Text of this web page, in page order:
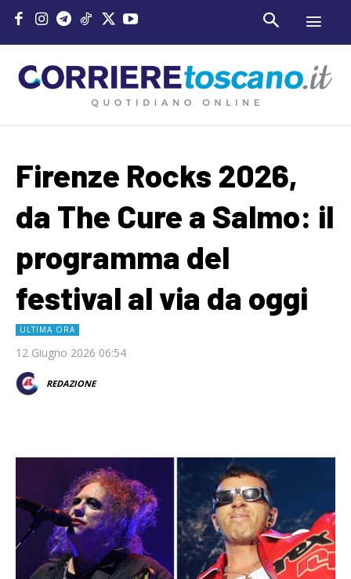
Firenze Rocks 2026,
da The Cure a Salmo: il
programma del
festival al via da oggi
ULTIMA ORA
12 Giugno 2026 06:54
REDAZIONE